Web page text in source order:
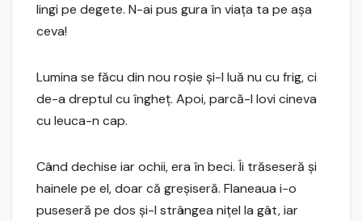
lingi pe degete. N-ai pus gura în viaţa ta pe aşa
ceva!
Lumina se făcu din nou roşie şi-l luă nu cu frig, ci
de-a dreptul cu îngheţ. Apoi, parcă-l lovi cineva
cu leuca-n cap.
Când dechise iar ochii, era în beci. Îi trăseseră şi
hainele pe el, doar că greşiseră. Flaneaua i-o
puseseră pe dos şi-l strângea niţel la gât, iar